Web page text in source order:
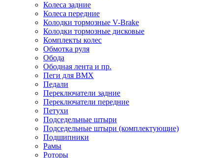
Колеса задние
Колеса передние
Колодки тормозные V-Brake
Колодки тормозные дисковые
Комплекты колес
Обмотка руля
Обода
Ободная лента и пр.
Пеги для BMX
Педали
Переключатели задние
Переключатели передние
Петухи
Подседельные штыри
Подседельные штыри (комплектующие)
Подшипники
Рамы
Роторы